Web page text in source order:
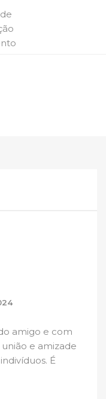
amigo e com
e amizade
É